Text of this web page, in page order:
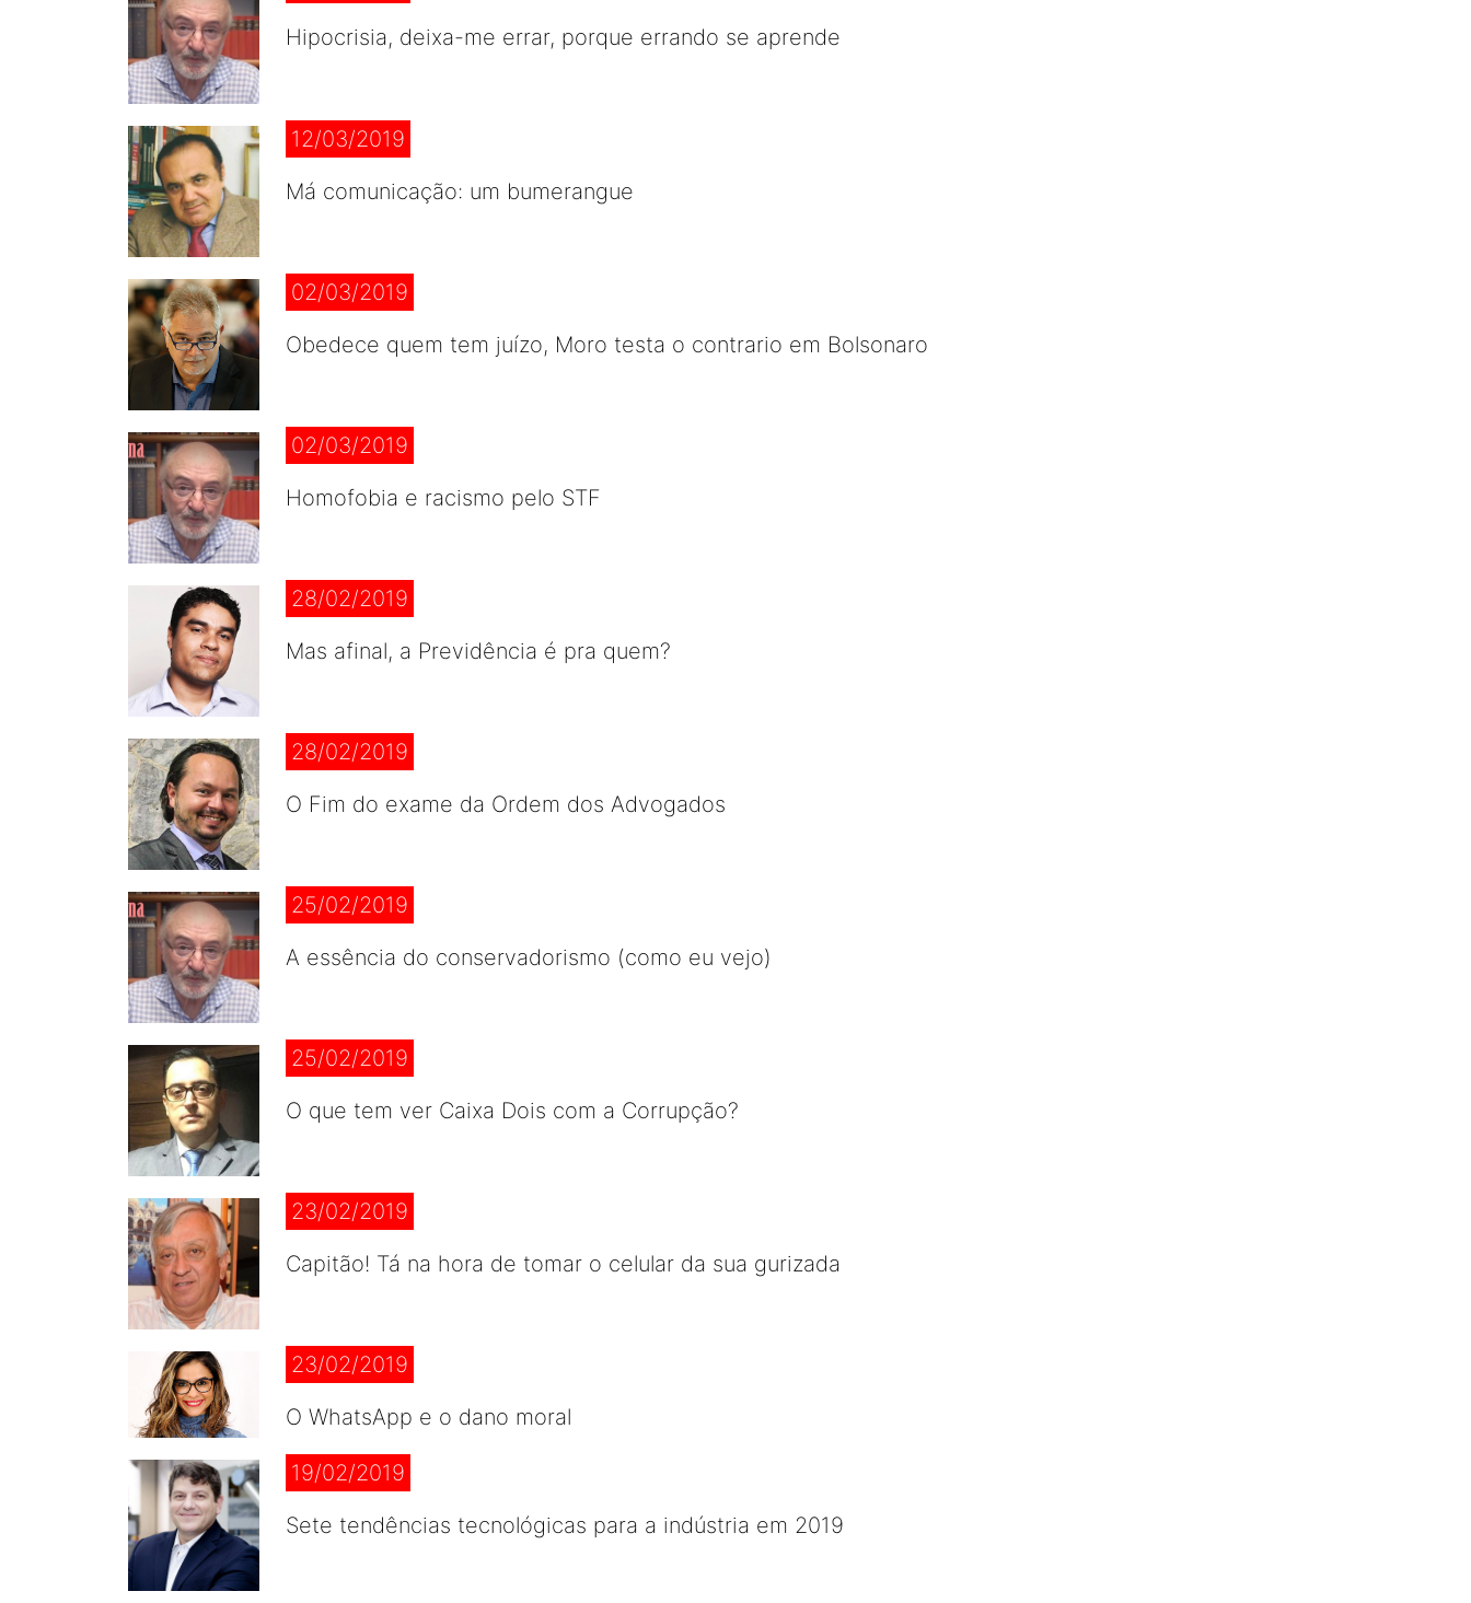
Hipocrisia, deixa-me errar, porque errando se aprende
12/03/2019
Má comunicação: um bumerangue
02/03/2019
Obedece quem tem juízo, Moro testa o contrario em Bolsonaro
02/03/2019
Homofobia e racismo pelo STF
28/02/2019
Mas afinal, a Previdência é pra quem?
28/02/2019
O Fim do exame da Ordem dos Advogados
25/02/2019
A essência do conservadorismo (como eu vejo)
25/02/2019
O que tem ver Caixa Dois com a Corrupção?
23/02/2019
Capitão! Tá na hora de tomar o celular da sua gurizada
23/02/2019
O WhatsApp e o dano moral
19/02/2019
Sete tendências tecnológicas para a indústria em 2019